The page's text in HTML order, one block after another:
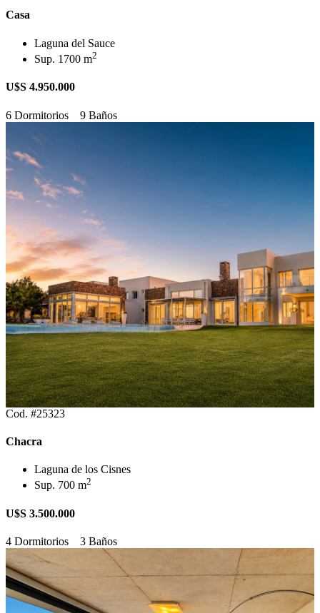
Casa
Laguna del Sauce
Sup. 1700 m2
U$S 4.950.000
6 Dormitorios 9 Baños
Cod. #25323
Chacra
Laguna de los Cisnes
Sup. 700 m2
U$S 3.500.000
4 Dormitorios 3 Baños